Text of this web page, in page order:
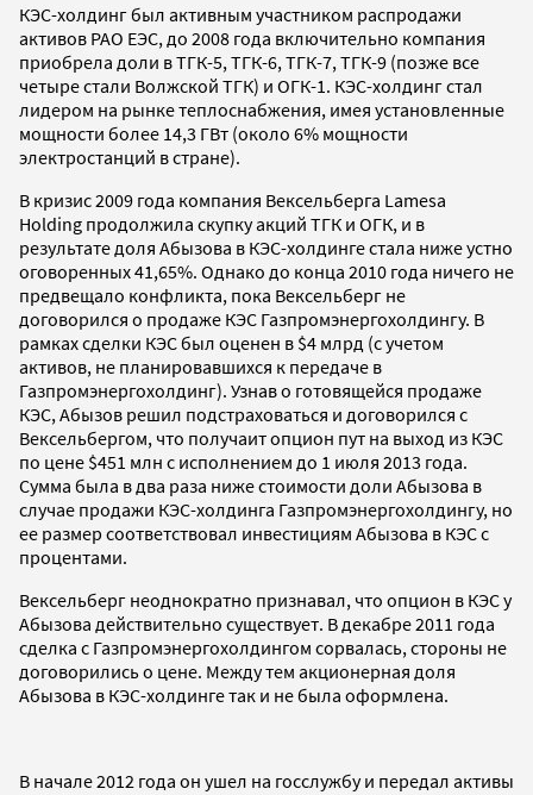
КЭС-холдинг был активным участником распродажи
активов РАО ЕЭС, до 2008 года включительно компания
приобрела доли в ТГК-5, ТГК-6, ТГК-7, ТГК-9 (позже все
четыре стали Волжской ТГК) и ОГК-1. КЭС-холдинг стал
лидером на рынке теплоснабжения, имея установленные
мощности более 14,3 ГВт (около 6% мощности
электростанций в стране).
В кризис 2009 года компания Вексельберга Lamesa
Holding продолжила скупку акций ТГК и ОГК, и в
результате доля Абызова в КЭС-холдинге стала ниже устно
оговоренных 41,65%. Однако до конца 2010 года ничего не
предвещало конфликта, пока Вексельберг не
договорился о продаже КЭС Газпромэнергохолдингу. В
рамках сделки КЭС был оценен в $4 млрд (с учетом
активов, не планировавшихся к передаче в
Газпромэнергохолдинг). Узнав о готовящейся продаже
КЭС, Абызов решил подстраховаться и договорился с
Вексельбергом, что получаит опцион пут на выход из КЭС
по цене $451 млн с исполнением до 1 июля 2013 года.
Сумма была в два раза ниже стоимости доли Абызова в
случае продажи КЭС-холдинга Газпромэнергохолдингу, но
ее размер соответствовал инвестициям Абызова в КЭС с
процентами.
Вексельберг неоднократно признавал, что опцион в КЭС у
Абызова действительно существует. В декабре 2011 года
сделка с Газпромэнергохолдингом сорвалась, стороны не
договорились о цене. Между тем акционерная доля
Абызова в КЭС-холдинге так и не была оформлена.
В начале 2012 года он ушел на госслужбу и передал активы